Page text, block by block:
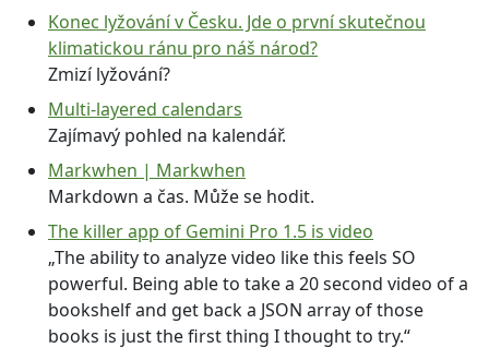
Konec lyžování v Česku. Jde o první skutečnou
klimatickou ránu pro náš národ?
Zmizí lyžování?
Multi-layered calendars
Zajímavý pohled na kalendář.
Markwhen | Markwhen
Markdown a čas. Může se hodit.
The killer app of Gemini Pro 1.5 is video
„The ability to analyze video like this feels SO
powerful. Being able to take a 20 second video of a
bookshelf and get back a JSON array of those
books is just the first thing I thought to try.“